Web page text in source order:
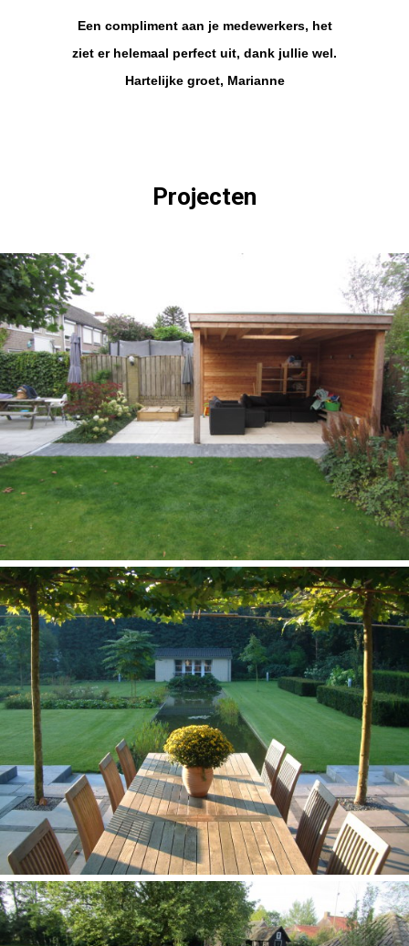
Een compliment aan je medewerkers, het
ziet er helemaal perfect uit, dank jullie wel.
Hartelijke groet, Marianne
Projecten